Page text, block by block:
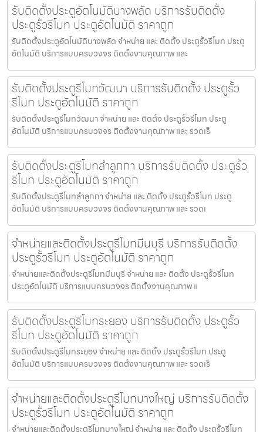
รับติดตั้งประตูอัตโนมัติบางพลัด บริการรับติดตั้ง
ประตูรั้วรีโมท ประตูอัตโนมัติ ราคาถูก
รับติดตั้งประตูอัตโนมัติบางพลัด จำหน่าย และ ติดตั้ง ประตูรั้วรีโมท ประตู
อัตโนมัติ บริการแบบครบวงจร ติดตั้งงานคุณภาพ และ
รับติดตั้งประตูรีโมทวัฒนา บริการรับติดตั้ง ประตูรั้ว
รีโมท ประตูอัตโนมัติ ราคาถูก
รับติดตั้งประตูรีโมทวัฒนา จำหน่าย และ ติดตั้ง ประตูรั้วรีโมท ประตู
อัตโนมัติ บริการแบบครบวงจร ติดตั้งงานคุณภาพ และ รวดเร็
รับติดตั้งประตูรีโมทลำลูกกา บริการรับติดตั้ง ประตูรั้ว
รีโมท ประตูอัตโนมัติ ราคาถูก
รับติดตั้งประตูรีโมทลำลูกกา จำหน่าย และ ติดตั้ง ประตูรั้วรีโมท ประตู
อัตโนมัติ บริการแบบครบวงจร ติดตั้งงานคุณภาพ และ รวดเ
จำหน่ายและติดตั้งประตูรีโมทมีนบุรี บริการรับติดตั้ง
ประตูรั้วรีโมท ประตูอัตโนมัติ ราคาถูก
จำหน่ายและติดตั้งประตูรีโมทมีนบุรี จำหน่าย และ ติดตั้ง ประตูรั้วรีโมท
ประตูอัตโนมัติ บริการแบบครบวงจร ติดตั้งงานคุณภาพ แ
รับติดตั้งประตูรีโมทระยอง บริการรับติดตั้ง ประตูรั้ว
รีโมท ประตูอัตโนมัติ ราคาถูก
รับติดตั้งประตูรีโมทระยอง จำหน่าย และ ติดตั้ง ประตูรั้วรีโมท ประตู
อัตโนมัติ บริการแบบครบวงจร ติดตั้งงานคุณภาพ และ รวดเร็
จำหน่ายและติดตั้งประตูรีโมทบางใหญ่ บริการรับติดตั้ง
ประตูรั้วรีโมท ประตูอัตโนมัติ ราคาถูก
จำหน่ายและติดตั้งประตูรีโมทบางใหญ่ จำหน่าย และ ติดตั้ง ประตูรั้วรีโมท